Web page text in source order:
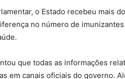
o Estado recebeu mais
no número de
que todas as informações
em canais oficiais do governo.